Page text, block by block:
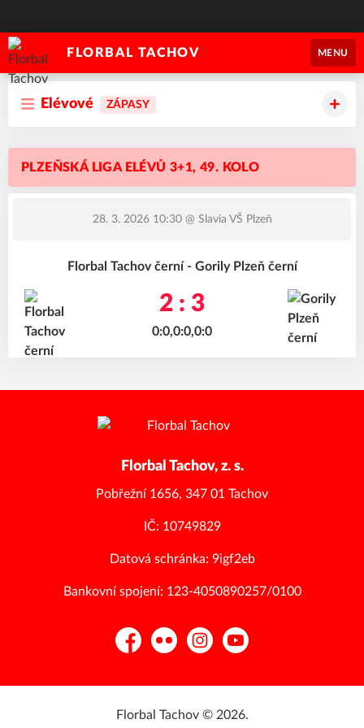
FLORBAL TACHOV MENU
Elévové ZÁPASY
PLZEŇSKÁ LIGA ELÉVŮ 3+1, 49. KOLO
28. 3. 2026 10:30@ Slavia VŠ Plzeň
Florbal Tachov černí - Gorily Plzeň černí
2 : 3
0:0,0:0,0:0
Florbal Tachov, z. s.
Pobřežní 1656, 347 01 Tachov
IČ: 10749829
Datová schránka: 9igf2eb
Bankovní spojení: 123-4050890257/0100
FacebookFlickr InstagramYouTube
Florbal Tachov © 2026.